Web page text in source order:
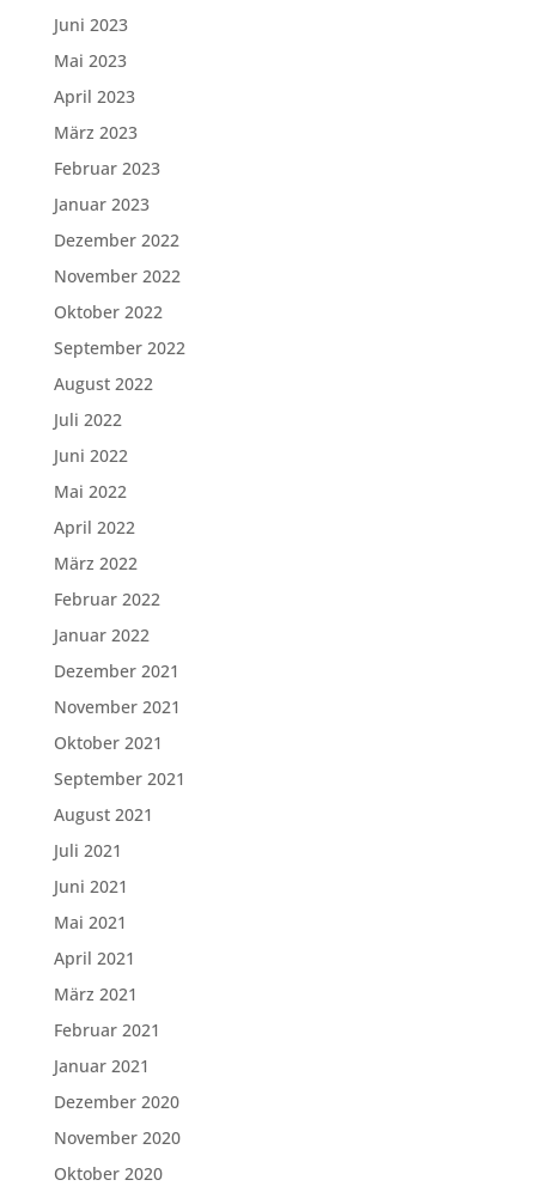
Juni 2023
Mai 2023
April 2023
März 2023
Februar 2023
Januar 2023
Dezember 2022
November 2022
Oktober 2022
September 2022
August 2022
Juli 2022
Juni 2022
Mai 2022
April 2022
März 2022
Februar 2022
Januar 2022
Dezember 2021
November 2021
Oktober 2021
September 2021
August 2021
Juli 2021
Juni 2021
Mai 2021
April 2021
März 2021
Februar 2021
Januar 2021
Dezember 2020
November 2020
Oktober 2020